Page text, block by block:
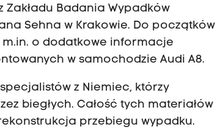
Zakładu Badania Wypadków
Sehna w Krakowie. Do początków
m.in. o dodatkowe informacje
w samochodzie Audi A8.
z Niemiec, którzy
biegłych. Całość tych materiałów
przebiegu wypadku.